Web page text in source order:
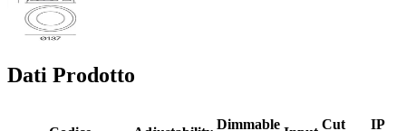
Dati Prodotto
Dimmable
Cut
IP